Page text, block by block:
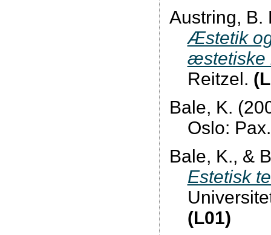
Austring, B.
Æstetik
æstetiske
Reitzel.
Bale, K.
Oslo:
Bale, K., &
Estetisk
(L01)